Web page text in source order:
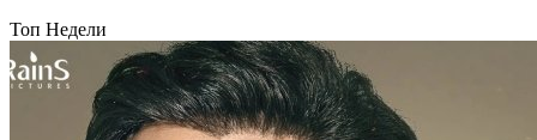
Топ Недели